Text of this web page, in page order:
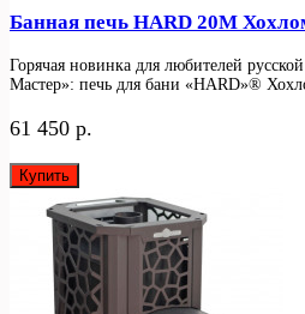
Банная печь HARD 20М
Горячая новинка для любителей
Мастер»: печь для бани «HARD»®
61 450 р.
Купить